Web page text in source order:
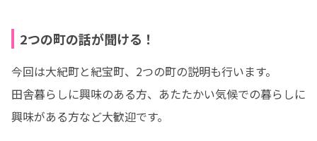
2つの町の話が聞ける！
今回は大紀町と紀宝町、2つの町の説明も行います。
田舎暮らしに興味のある方、あたたかい気候での暮らしに
興味がある方など大歓迎です。